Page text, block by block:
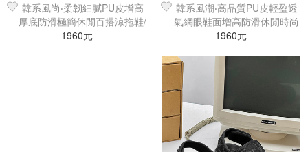
韓系風尚‧柔韌細膩PU皮增高
厚底防滑極簡休閒百搭涼拖鞋/
海灘鞋
1960元
韓系風潮‧高品質PU皮輕盈透
氣網眼鞋面增高防滑休閒時尚
百搭涼拖鞋
1960元